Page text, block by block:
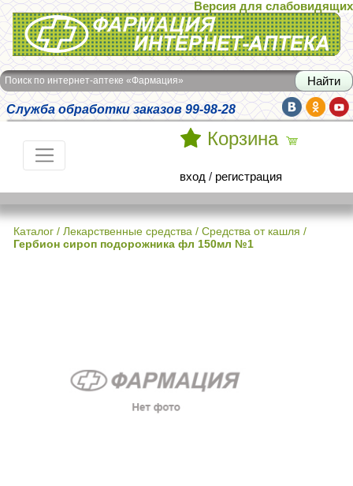
Интернет-аптека Фармация
Версия для слабовидящих
Поиск по интернет-аптеке «Фармация»
Служба обработки заказов 99-98-28
Корзина
вход / регистрация
Каталог / Лекарственные средства / Средства от кашля /
Гербион сироп подорожника фл 150мл №1